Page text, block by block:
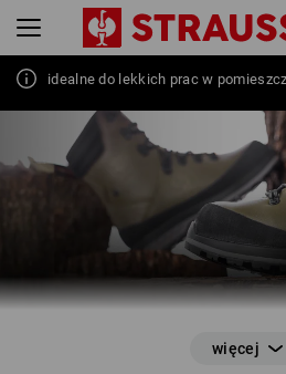
idealne do lekkich prac w
TRZEWIKI
brak przepuszczania wody przez min. 60